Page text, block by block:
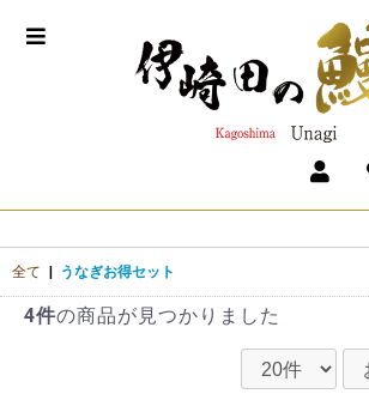
全て | うなぎお得セット
4件の商品が見つかりました